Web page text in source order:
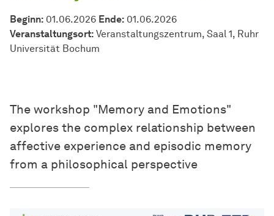
Beginn: 01.06.2026 Ende: 01.06.2026
Veranstaltungsort: Veranstaltungszentrum, Saal 1, Ruhr
Universität Bochum
The workshop "Memory and Emotions"
explores the complex relationship between
affective experience and episodic memory
from a philosophical perspective